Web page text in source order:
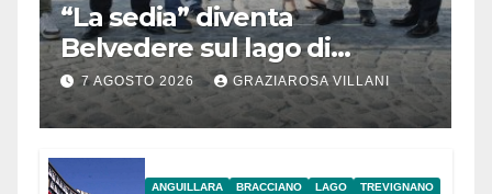
“La sedia” diventa
Belvedere sul lago di
Bracciano: ieri
l’inaugurazione
7 AGOSTO 2026 GRAZIAROSA VILLANI
ANGUILLARA BRACCIANO LAGO TREVIGNANO